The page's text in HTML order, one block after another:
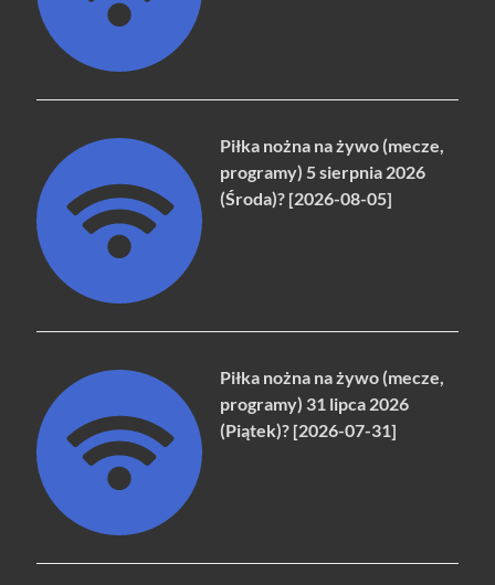
Piłka nożna na żywo (mecze,
programy) 5 sierpnia 2026
(Środa)? [2026-08-05]
Piłka nożna na żywo (mecze,
programy) 31 lipca 2026
(Piątek)? [2026-07-31]